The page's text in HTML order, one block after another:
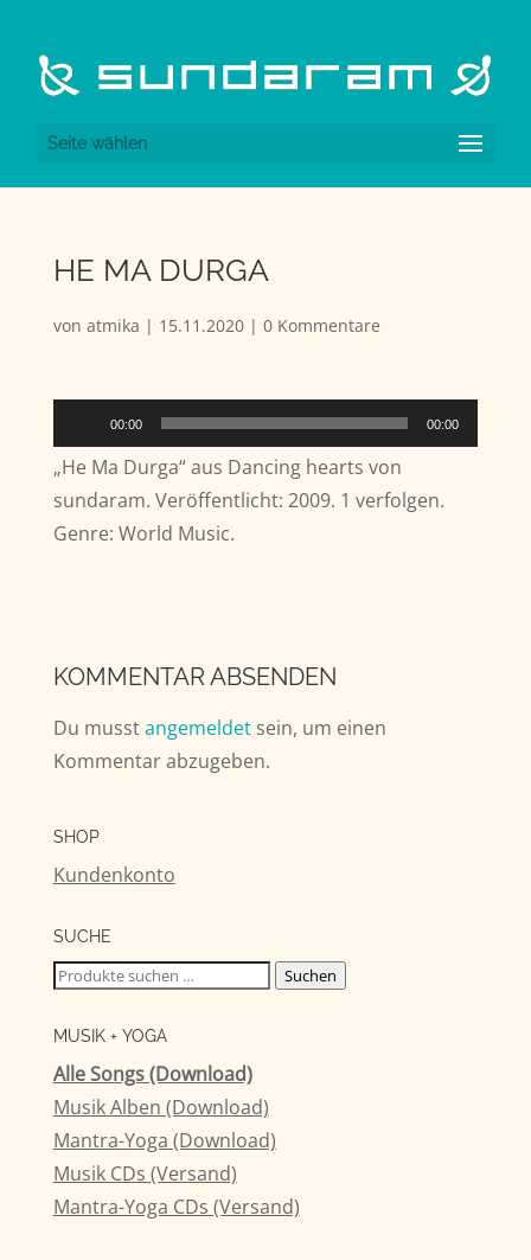
Seite wählen
HE MA DURGA
von atmika | 15.11.2020| 0 Kommentare
Player
00:00 00:00
„He Ma Durga“ aus Dancing hearts von
sundaram. Veröffentlicht: 2009. 1 verfolgen.
Genre: World Music.
KOMMENTAR ABSENDEN
Du musstangemeldetsein, um einen
Kommentar abzugeben.
SHOP
Kundenkonto
SUCHE
Suchen
Suchen
MUSIK + YOGA
Alle Songs (Download)
Musik Alben (Download)
Mantra-Yoga (Download)
Musik CDs (Versand)
Mantra-Yoga CDs (Versand)